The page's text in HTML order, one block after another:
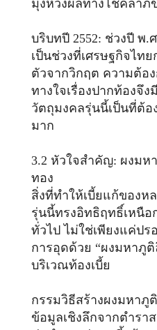
มุ่งหวังผลทางโชคลาภ
บริบทปี 2552: ช่วงปี พ.ศ
เป็นช่วงที่เศรษฐกิจไท
ตัวจากวิกฤต ความต้อ
ทางใจเรื่องปากท้องจึง
วัตถุมงคลรุ่นนี้เป็นที่ต้อ
มาก
3.2 หัวใจสำคัญ: ผงมห
ทอง
สิ่งที่ทำให้เบี้ยแก้ของห
รุ่นนี้ทรงอิทธิฤทธิ์เหนือ
ทั่วไป ไม่ใช่เพียงแค่ป
การอุดด้วย “ผงมหาภู
บริเวณท้องเบี้ย
กรรมวิธีสร้างผงมหาภู
ข้อมูลเชิงลึกจากตำรา